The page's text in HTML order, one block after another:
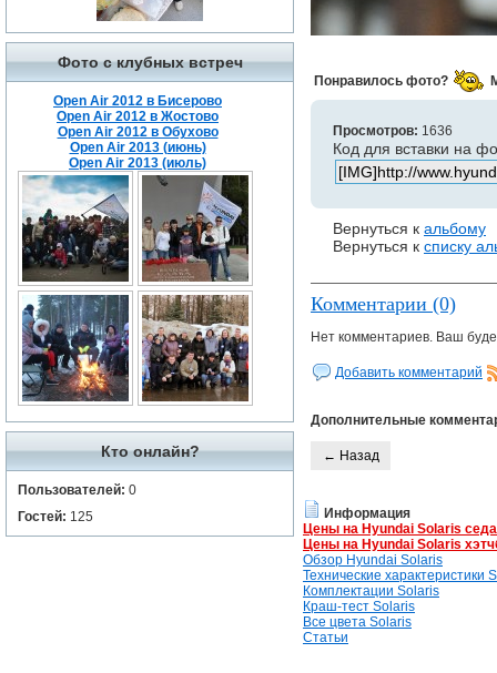
Фото с клубных встреч
Open Air 2012 в Бисерово
Open Air 2012 в Жостово
Open Air 2012 в Обухово
Open Air 2013 (июнь)
Open Air 2013 (июль)
Кто онлайн?
Пользователей: 0
Гостей: 125
Понравилось фото?
Просмотров: 1636
Код для вставки на
Вернуться к альбому
Вернуться к списку
Комментарии (0)
Нет комментариев. Ваш
Добавить комментарий
Дополнительные
← Назад
Информация
Цены на Hyundai Solaris
Цены на Hyundai Solaris
Обзор Hyundai Solaris
Технические характеристики
Комплектации Solaris
Краш-тест Solaris
Все цвета Solaris
Статьи